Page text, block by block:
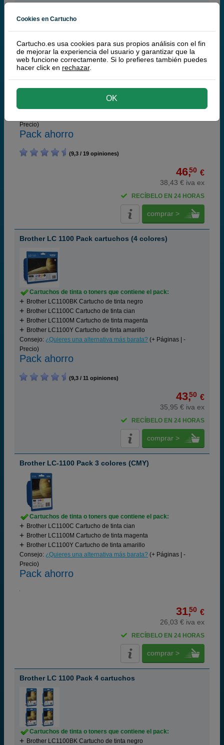
Cartuchos de tinta o toners que contiene el pack:
Brother LC980C Cartucho de tinta cian 5,5 ml
Brother LC-980M Cartucho de tinta magenta
Precio)
Pack ahorro
(9,3 / 19 opiniones)
46,50 €
38,43 € iva ex
RECÍBELO EN 24 HORAS
comprar >
Brother LC 1100 Pack cartuchos (4 colores)
Cartuchos de tinta o toners que contiene el pack:
Brother LC1100BK Cartucho de tinta negro
Brother LC1100C Cartucho de tinta cian
Brother LC1100M Cartucho de tinta magenta
Brother LC1100Y Cartucho de tinta amarillo
Consejo: ¿Quieres una alternativa más barata? (+ Páginas | -
Precio)
Pack ahorro
(9,3 / 11 opiniones)
43,50 €
35,95 € iva ex
RECÍBELO EN 24 HORAS
comprar >
Brother LC-1100 Pack 3 colores (CMY)
Cartuchos de tinta o toners que contiene el pack:
Brother LC1100C Cartucho de tinta cian
Brother LC1100M Cartucho de tinta magenta
Brother LC1100Y Cartucho de tinta amarillo
Consejo: ¿Quieres una alternativa más barata? (+ Páginas | -
Precio)
Pack ahorro
31,50 €
26,03 € iva ex
RECÍBELO EN 24 HORAS
comprar >
Brother LC 1100 Pack 4 cartuchos
Cartuchos de tinta o toners que contiene el pack:
Brother LC1100BK Cartucho de tinta negro
Cookies en Cartucho
Cartucho.es usa cookies para sus propios análisis con el fin
de mejorar la experiencia del usuario y garantizar que la
web funcione correctamente. Si lo prefieres también puedes
hacer click en rechazar.
OK